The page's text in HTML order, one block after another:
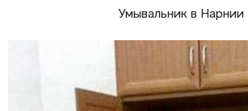
Умывальник в Нарнии